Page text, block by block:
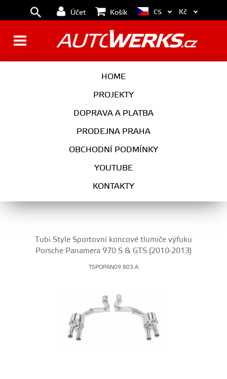
Účet Košík
HOME
PROJEKTY
DOPRAVA A PLATBA
PRODEJNA PRAHA
OBCHODNÍ PODMÍNKY
YOUTUBE
KONTAKTY
CS Kč
PANAMERA 970 G1 (2010-
2016)
Tubi Style Sportovní koncové tlumiče výfuku
Porsche Panamera 970 S & GTS (2010-2013)
TSPOPAN09.803.A